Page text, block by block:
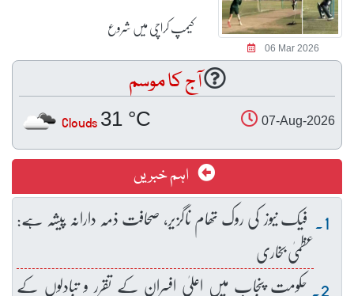
06 Mar 2026
کیمپ کراچی میں شروع
آج کا موسم
07-Aug-2026
31 °C
Clouds
اہم خبریں
فیک نیوز کی روک تھام ناگزیر، صحافت ذمہ دارانہ پیشہ ہے:
عظمیٰ بخاری
حکومت پنجاب میں اعلیٰ افسران کے تقرر و تبادلوں کے